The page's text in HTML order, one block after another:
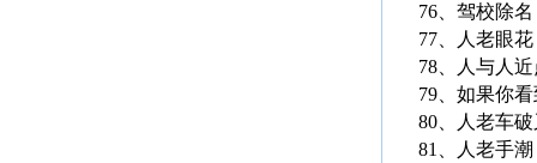
76、驾校除
77、人老眼
78、人与人
79、如果你
80、人老车
81、人老手